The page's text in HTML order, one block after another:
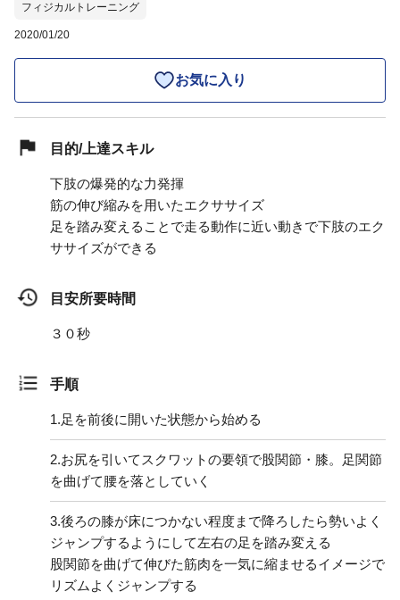
フィジカルトレーニング
2020/01/20
お気に入り
目的/上達スキル
下肢の爆発的な力発揮
筋の伸び縮みを用いたエクササイズ
足を踏み変えることで走る動作に近い動きで下肢のエク
ササイズができる
目安所要時間
３０秒
手順
1.足を前後に開いた状態から始める
2.お尻を引いてスクワットの要領で股関節・膝。足関節
を曲げて腰を落としていく
3.後ろの膝が床につかない程度まで降ろしたら勢いよく
ジャンプするようにして左右の足を踏み変える
股関節を曲げて伸びた筋肉を一気に縮ませるイメージで
リズムよくジャンプする